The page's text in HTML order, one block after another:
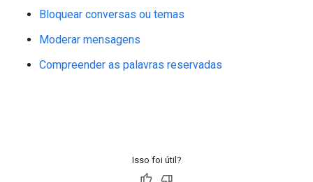
Bloquear conversas ou temas
Moderar mensagens
Compreender as palavras reservadas
Isso foi útil?